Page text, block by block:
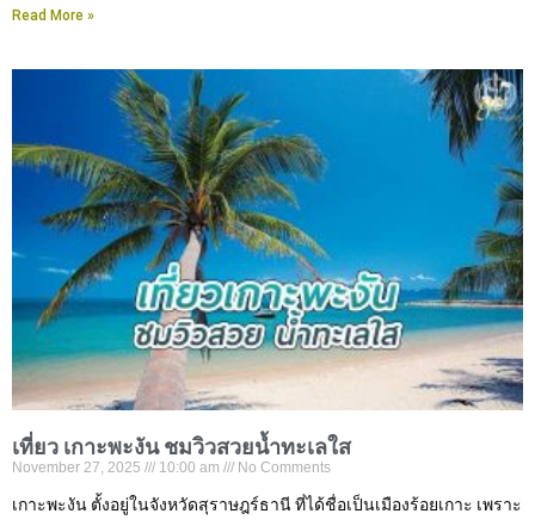
Read More »
เที่ยว เกาะพะงัน ชมวิวสวยน้ำทะเลใส
November 27, 2025 10:00 am No Comments
เกาะพะงัน ตั้งอยู่ในจังหวัดสุราษฎร์ธานี ที่ได้ชื่อเป็นเมืองร้อยเกาะ เพราะ